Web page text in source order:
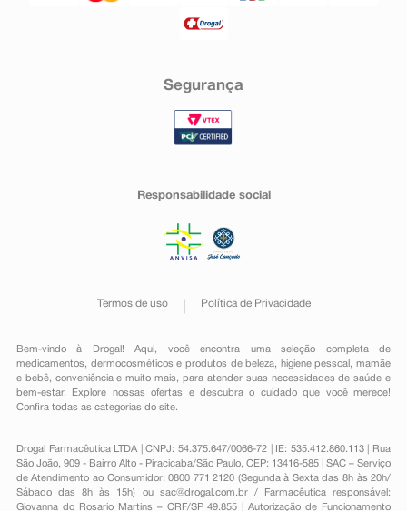
Segurança
Responsabilidade social
Termos de uso Política de Privacidade
Bem-vindo à Drogal! Aqui, você encontra uma seleção completa de
medicamentos , dermocosméticos e produtos de beleza, higiene pessoal ,mamãe
e bebê, conveniênciae muito mais, para atender suas necessidades de saúde e
bem-estar. Explore nossas ofertas e descubra o cuidado que você merece!
Confira todas as categorias do site.
Drogal Farmacêutica LTDA | CNPJ: 54.375.647/0066-72 | IE: 535.412.860.113 | Rua
São João, 909 - Bairro Alto - Piracicaba/São Paulo, CEP: 13416-585 | SAC – Serviço
de Atendimento ao Consumidor: 0800 771 2120 (Segunda à Sexta das 8h às 20h/
Sábado das 8h às 15h) ou sac@drogal.com.br/ Farmacêutica responsável:
Giovanna do Rosario Martins – CRF/SP 49.855 | Autorização de Funcionamento